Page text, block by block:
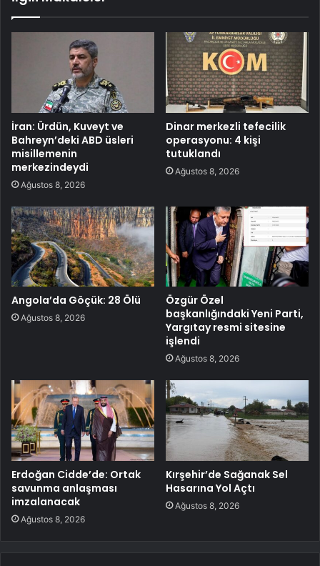
İran: Ürdün, Kuveyt ve
Bahreyn’deki ABD üsleri
misillemenin
merkezindeydi
Ağustos 8, 2026
Dinar merkezli tefecilik
operasyonu: 4 kişi
tutuklandı
Ağustos 8, 2026
Angola’da Göçük: 28 Ölü
Ağustos 8, 2026
Özgür Özel
başkanlığındaki Yeni Parti,
Yargıtay resmi sitesine
işlendi
Ağustos 8, 2026
Erdoğan Cidde’de: Ortak
savunma anlaşması
imzalanacak
Ağustos 8, 2026
Kırşehir’de Sağanak Sel
Hasarına Yol Açtı
Ağustos 8, 2026